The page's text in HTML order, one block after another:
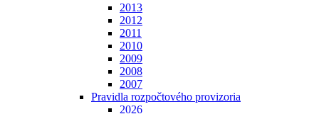
2013
2012
2011
2010
2009
2008
2007
Pravidla rozpočtového provizoria
2026